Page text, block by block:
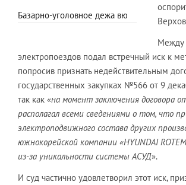
Базарно-уголовное дежа вю
Между
электропоездов подал встречный иск к
попросив признать недействительным
государственных закупках №566 от 9
так как «на момент заключения договора
располагал всеми сведениями о том, что
электроподвижного состава других
южнокорейской компании «HYUNDAI
из-за уникальности системы АСУД».
И суд частично удовлетворил этот иск,